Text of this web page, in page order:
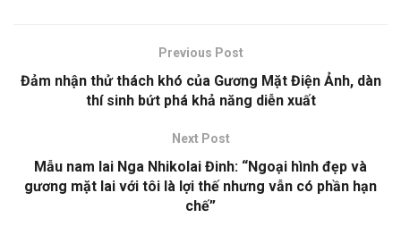
Previous Post
Đảm nhận thử thách khó của Gương Mặt Điện Ảnh, dàn
thí sinh bứt phá khả năng diễn xuất
Next Post
Mẫu nam lai Nga Nhikolai Đinh: “Ngoại hình đẹp và
gương mặt lai với tôi là lợi thế nhưng vẫn có phần hạn
chế”